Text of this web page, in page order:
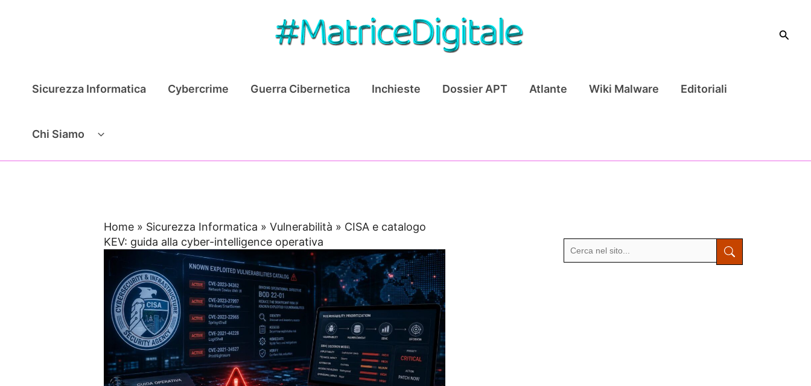
Cerca
Sicurezza Informatica Cybercrime Guerra Cibernetica Inchieste Dossier APT Atlante Wiki Malware Editoriali
Chi Siamo
Home » Sicurezza Informatica »Vulnerabilità » CISA e catalogo
KEV: guida alla cyber-intelligence operativa